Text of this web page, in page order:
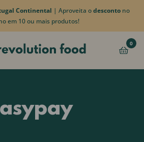
Continental | Aproveita odesconto no
em 10 ou mais produtos!
0